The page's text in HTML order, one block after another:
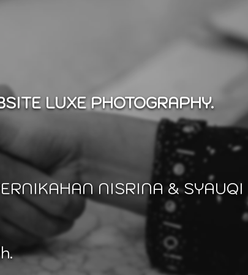
LUXE PHOTOGRAPHY.
NISRINA & SYAUQI